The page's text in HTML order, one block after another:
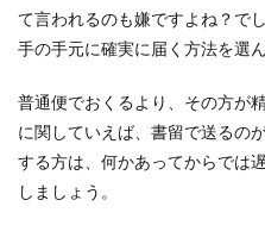
て言われるのも嫌ですよね？で
手の手元に確実に届く方法を選
普通便でおくるより、その方が
に関していえば、書留で送るの
する方は、何かあってからでは
しましょう。